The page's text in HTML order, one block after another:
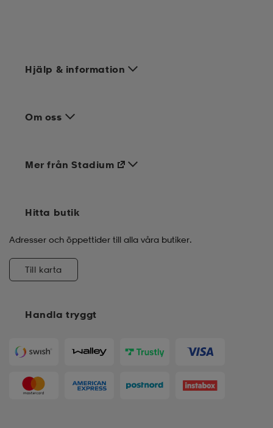
Hjälp & information
Om oss
Handla tryggt
Mer från Stadium
Hitta butik
Adresser och öppettider till alla våra butiker.
Till karta